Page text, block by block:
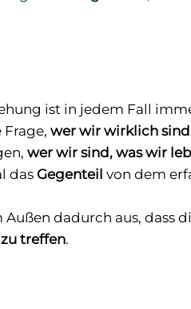
ist in jedem Fall
wer wir wirklich sind
wer wir sind, was wir
das Gegenteil von dem
Außen dadurch aus, dass
treffen.